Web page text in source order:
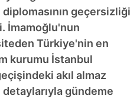
geçersizliği
İmamoğlu'nun
Türkiye'nin en
kurumu İstanbul
akıl almaz
gündeme